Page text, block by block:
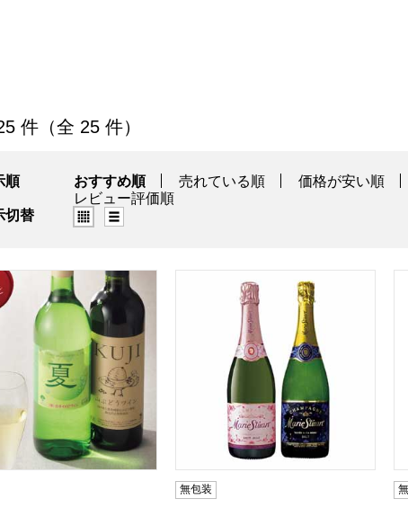
」の商品一覧
件（全 25 件）
順 おすすめ順 売れている順 価格が安い順
レビュー評価順
切替
グリッド表示（タイル表示）
まきワイン KUJI山ぶどうワイン＆夏セット【夏の贈りもの
メアリー ステュアート シャンパー
無包装